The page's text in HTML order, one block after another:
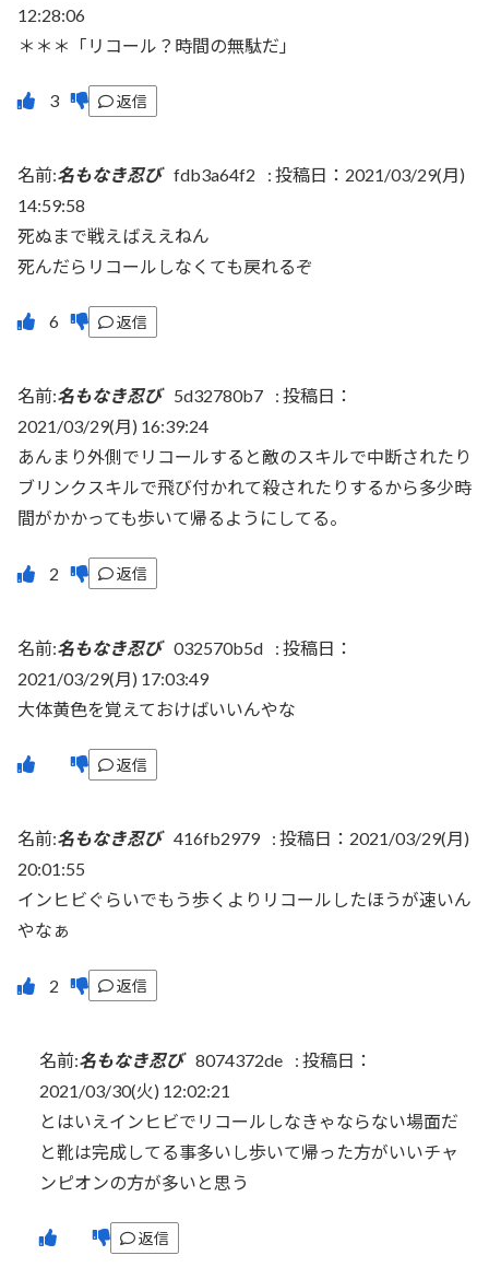
12:28:06
＊＊＊「リコール？時間の無駄だ」
返信
名前:名もなき忍び fdb3a64f2 : 投稿日：2021/03/29(月)
14:59:58
死ぬまで戦えばええねん
死んだらリコールしなくても戻れるぞ
返信
名前:名もなき忍び 5d32780b7 : 投稿日：
2021/03/29(月) 16:39:24
あんまり外側でリコールすると敵のスキルで中断されたり
ブリンクスキルで飛び付かれて殺されたりするから多少時
間がかかっても歩いて帰るようにしてる。
返信
名前:名もなき忍び 032570b5d : 投稿日：
2021/03/29(月) 17:03:49
大体黄色を覚えておけばいいんやな
返信
名前:名もなき忍び 416fb2979 : 投稿日：2021/03/29(月)
20:01:55
インヒビぐらいでもう歩くよりリコールしたほうが速いん
やなぁ
返信
名前:名もなき忍び 8074372de : 投稿日：
2021/03/30(火) 12:02:21
とはいえインヒビでリコールしなきゃならない場面だ
と靴は完成してる事多いし歩いて帰った方がいいチャ
ンピオンの方が多いと思う
返信